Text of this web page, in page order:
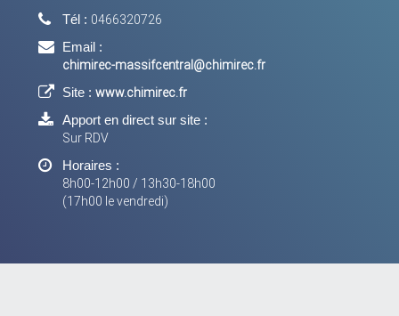
Tél : 0466320726
Email :
chimirec-massifcentral@chimirec.fr
Site : www.chimirec.fr
Apport en direct sur site :
Sur RDV
Horaires :
8h00-12h00 / 13h30-18h00
(17h00 le vendredi)